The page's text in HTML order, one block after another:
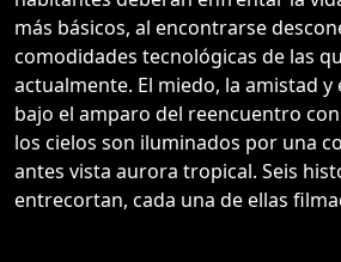
más básicos, al encontrarse
comodidades tecnológicas de las
actualmente. El miedo, la amistad
bajo el amparo del reencuentro
los cielos son iluminados por una
antes vista aurora tropical. Seis
entrecortan, cada una de ellas